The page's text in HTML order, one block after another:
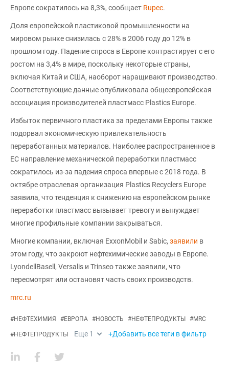
Европе сократилось на 8,3%, сообщает Rupec.
Доля европейской пластиковой промышленности на
мировом рынке снизилась с 28% в 2006 году до 12% в
прошлом году. Падение спроса в Европе контрастирует с его
ростом на 3,4% в мире, поскольку некоторые страны,
включая Китай и США, наоборот наращивают производство.
Соответствующие данные опубликовала общеевропейская
ассоциация производителей пластмасс Plastics Europe.
Избыток первичного пластика за пределами Европы также
подорвал экономическую привлекательность
переработанных материалов. Наиболее распространенное в
ЕС направление механической переработки пластмасс
сократилось из-за падения спроса впервые с 2018 года. В
октябре отраслевая организация Plastics Recyclers Europe
заявила, что тенденция к снижению на европейском рынке
переработки пластмасс вызывает тревогу и вынуждает
многие профильные компании закрываться.
Многие компании, включая ExxonMobil и Sabic, заявили в
этом году, что закроют нефтехимические заводы в Европе.
LyondellBasell, Versalis и Trinseo также заявили, что
пересмотрят или остановят часть своих производств.
mrc.ru
#НЕФТЕХИМИЯ #ЕВРОПА #НОВОСТЬ #НЕФТЕПРОДУКТЫ #MRC
#НЕФТЕПРОДУКТЫ Еще 1 +Добавить все теги в фильтр